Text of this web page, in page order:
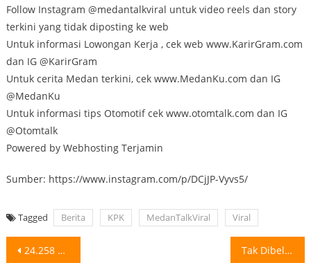
Follow Instagram @medantalkviral untuk video reels dan story
terkini yang tidak diposting ke web
Untuk informasi Lowongan Kerja , cek web www.KarirGram.com
dan IG @KarirGram
Untuk cerita Medan terkini, cek www.MedanKu.com dan IG
@MedanKu
Untuk informasi tips Otomotif cek www.otomtalk.com dan IG
@Otomtalk
Powered by Webhosting Terjamin
Sumber: https://www.instagram.com/p/DCjJP-Vyvs5/
Tagged Berita KPK MedanTalkViral Viral
Post
24.258 Warga Binaan Masuk DPT Pilgub Sumut 2024, Disiapkan 64 TPS Pada Tak Dibelikan Motor, Pemuda Ini Nekat Bakar Rumah Orangtuanya Sebuah video yang